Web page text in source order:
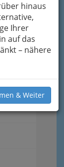
hinaus
Ihrer
auf das
– nähere
& Weiter
soll